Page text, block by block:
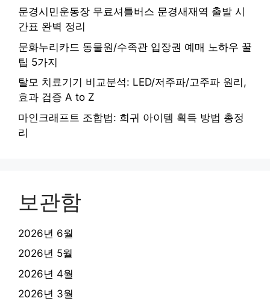
문경시민운동장 무료셔틀버스 문경새재역 출발 시
간표 완벽 정리
문화누리카드 동물원/수족관 입장권 예매 노하우 꿀
팁 5가지
탈모 치료기기 비교분석: LED/저주파/고주파 원리,
효과 검증 A to Z
마인크래프트 조합법: 희귀 아이템 획득 방법 총정
리
보관함
2026년 6월
2026년 5월
2026년 4월
2026년 3월